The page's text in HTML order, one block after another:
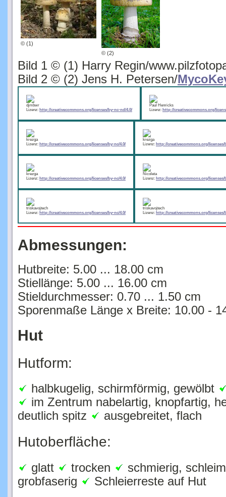
© (1)
© (2)
Bild 1 © (1) Harry Regin/
Bild 2 © (2) Jens H. Petersen/
djmbwr
Lizenz:
Paul Henricks
Lizenz:
krezga
Lizenz:
krezga
Lizenz:
krezga
Lizenz:
Nicoleta
Lizenz:
triskavojtech
Lizenz:
triskavojtech
Lizenz:
Abmessungen:
Stiellänge: 5.00 ... 16.00 cm
Stieldurchmesser: 0.70 ... 1.50 cm
Sporenmaße Länge x Breite: 10.00 -
Hut
im Zentrum nabelartig, knopfartig,
deutlich spitz
ausgebreitet, flach
Hutoberfläche:
grobfaserig
Schleierreste auf Hut